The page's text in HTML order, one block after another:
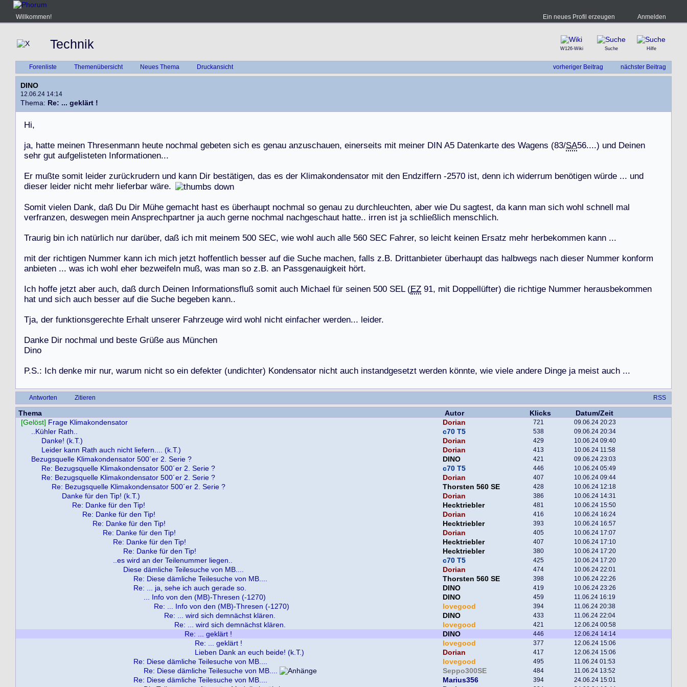
Willkommen! Ein neues Profil erzeugen Anmelden
Technik W126-Wiki Suche Hilfe
vorheriger Beitrag nächster Beitrag
Forenliste Themenübersicht Neues Thema Druckansicht
DINO
12.06.24 14:14
Thema: Re: ... geklärt !
Hi,
ja, hatte meinen Thresenmann heute nochmal gebeten sich es genau anzuschauen, einerseits mit meiner DIN A5 Datenkarte des Wagens (83/SA56....) und Deinen
sehr gut aufgelisteten Informationen...
Er mußte somit leider zurückrudern und kann Dir bestätigen, das es der Klimakondensator mit den Endziffern -2570 ist, denn ich widerrum benötigen würde ... und
dieser leider nicht mehr lieferbar wäre.
Somit vielen Dank, daß Du Dir Mühe gemacht hast es überhaupt nochmal so genau zu durchleuchten, aber wie Du sagtest, da kann man sich wohl schnell mal
verfranzen, deswegen mein Ansprechpartner ja auch gerne nochmal nachgeschaut hatte.. irren ist ja schließlich menschlich.
Traurig bin ich natürlich nur darüber, daß ich mit meinem 500 SEC, wie wohl auch alle 560 SEC Fahrer, so leicht keinen Ersatz mehr herbekommen kann ...
mit der richtigen Nummer kann ich mich jetzt hoffentlich besser auf die Suche machen, falls z.B. Drittanbieter überhaupt das halbwegs nach dieser Nummer konform
anbieten ... was ich wohl eher bezweifeln muß, was man so z.B. an Passgenauigkeit hört.
Ich hoffe jetzt aber auch, daß durch Deinen Informationsfluß somit auch Michael für seinen 500 SEL (EZ 91, mit Doppellüfter) die richtige Nummer herausbekommen
hat und sich auch besser auf die Suche begeben kann..
Tja, der funktionsgerechte Erhalt unserer Fahrzeuge wird wohl nicht einfacher werden... leider.
Danke Dir nochmal und beste Grüße aus München
Dino
P.S.: Ich denke mir nur, warum nicht so ein defekter (undichter) Kondensator nicht auch instandgesetzt werden könnte, wie viele andere Dinge ja meist auch ...
Antworten Zitieren RSS
Thema Autor Klicks
Datum/Zeit
[Gelöst] Frage Klimakondensator Dorian 721 09.06.24 20:23
..Kühler Rath.. c70 T5 538 09.06.24 20:34
Danke! (k.T.) Dorian 429 10.06.24 09:40
Leider kann Rath auch nicht liefern.... (k.T.) Dorian 413 10.06.24 11:58
Bezugsquelle Klimakondensator 500´er 2. Serie ? DINO 421 09.06.24 23:03
Re: Bezugsquelle Klimakondensator 500´er 2. Serie ? c70 T5 446 10.06.24 05:49
Re: Bezugsquelle Klimakondensator 500´er 2. Serie ? Dorian 407 10.06.24 09:44
Re: Bezugsquelle Klimakondensator 500´er 2. Serie ? Thorsten 560 SE 428 10.06.24 12:18
Danke für den Tip! (k.T.) Dorian 386 10.06.24 14:31
Re: Danke für den Tip! Hecktriebler 481 10.06.24 15:50
Re: Danke für den Tip! Dorian 416 10.06.24 16:24
Re: Danke für den Tip! Hecktriebler 393 10.06.24 16:57
Re: Danke für den Tip! Dorian 405 10.06.24 17:07
Re: Danke für den Tip! Hecktriebler 407 10.06.24 17:10
Re: Danke für den Tip! Hecktriebler 380 10.06.24 17:20
..es wird an der Teilenummer liegen.. c70 T5 425 10.06.24 17:20
Diese dämliche Teilesuche von MB.... Dorian 474 10.06.24 22:01
Re: Diese dämliche Teilesuche von MB.... Thorsten 560 SE 398 10.06.24 22:26
Re: ... ja, sehe ich auch gerade so. DINO 419 10.06.24 23:26
... Info von den (MB)-Thresen (-1270) DINO 459 11.06.24 16:19
Re: ... Info von den (MB)-Thresen (-1270) lovegood 394 11.06.24 20:38
Re: ... wird sich demnächst klären. DINO 433 11.06.24 22:04
Re: ... wird sich demnächst klären. lovegood 421 12.06.24 00:58
Re: ... geklärt ! DINO 446 12.06.24 14:14
Re: ... geklärt ! lovegood 377 12.06.24 15:06
Lieben Dank an euch beide! (k.T.) Dorian 417 12.06.24 15:06
Re: Diese dämliche Teilesuche von MB.... lovegood 495 11.06.24 01:53
Re: Diese dämliche Teilesuche von MB.... Seppo300SE 484 11.06.24 13:52
Re: Diese dämliche Teilesuche von MB.... Marius356 394 24.06.24 15:01